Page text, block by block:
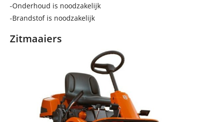
-Onderhoud is noodzakelijk
-Brandstof is noodzakelijk
Zitmaaiers